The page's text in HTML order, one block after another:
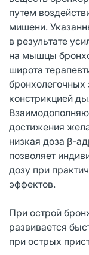
путем
мишени.
в результате
на мышцы
широта
констрикцией
достижения
низкая доза β-
позволяет
дозу при
эффектов.
При острой
развивается
при острых